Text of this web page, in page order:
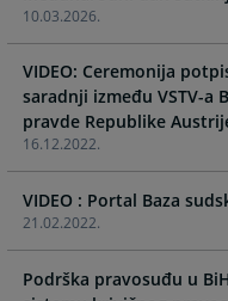
to
interact
with
the
calendar
and
select
a
date.
Press
the
a
10.03.2026.
16.12.2022.
VIDEO: Ceremonija
saradnji između VSTV-a
pravde Republike
21.02.2022.
VIDEO : Portal Baza
Podrška pravosuđu u